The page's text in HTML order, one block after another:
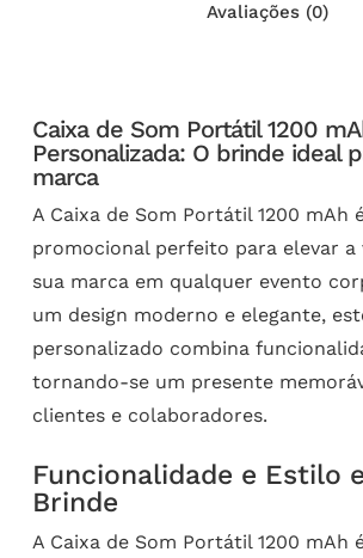
Avaliações (0)
Caixa de Som Portátil 1200
Personalizada: O brinde ideal
marca
A Caixa de Som Portátil 1200 mAh
promocional perfeito para elevar a
sua marca em qualquer evento
um design moderno e elegante,
personalizado combina
tornando-se um presente
clientes e colaboradores.
Funcionalidade e Estilo
Brinde
A Caixa de Som Portátil 1200 mAh